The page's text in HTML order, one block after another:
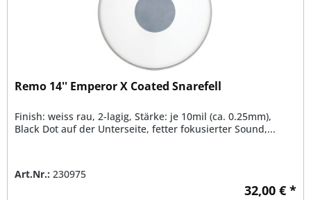
Remo 14'' Emperor X Coated Snarefell
Finish: weiss rau, 2-lagig, Stärke: je 10mil (ca. 0.25mm),
Black Dot auf der Unterseite, fetter fokusierter Sound,...
Art.Nr.: 230975
32,00 € *